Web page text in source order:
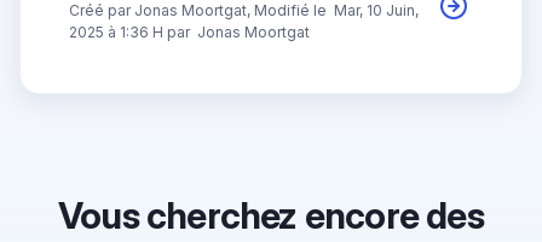
Créé par Jonas Moortgat, Modifié le Mar, 10 Juin,
2025 à 1:36 H par Jonas Moortgat
Vous cherchez encore des